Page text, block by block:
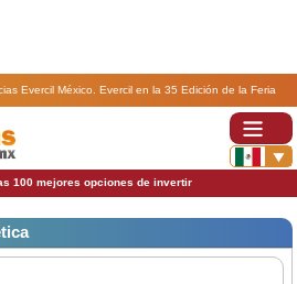
Evercil México. Evercil en la 35 Edición de la Feria
de Franquicias.
100 mejores opciones de invertir